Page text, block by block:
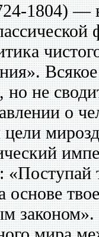
1804) —
но не
о
«Поступай
основе
законом».